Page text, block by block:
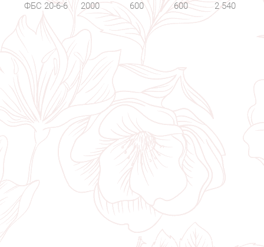
ФБС 20-6-6
2000 600 600 2 540